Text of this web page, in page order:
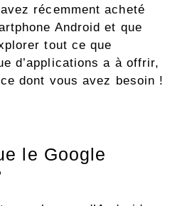
récemment acheté
Android et que
tout ce que
d’applications a à offrir,
dont vous avez besoin !
le Google